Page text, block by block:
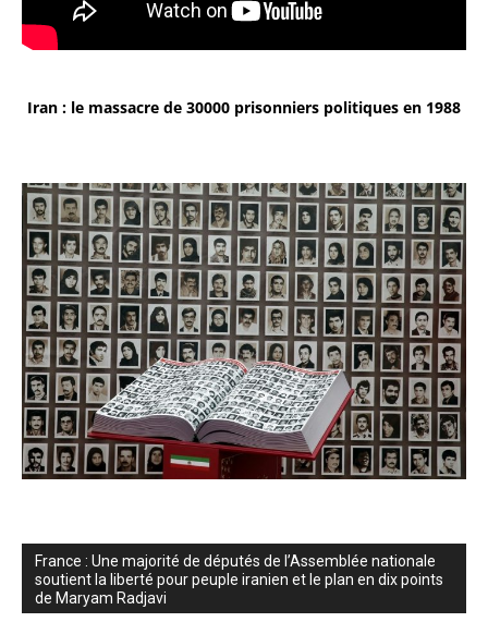
Iran : le massacre de 30000 prisonniers politiques en 1988
France : Une majorité de députés de l’Assemblée nationale
soutient la liberté pour peuple iranien et le plan en dix points
de Maryam Radjavi